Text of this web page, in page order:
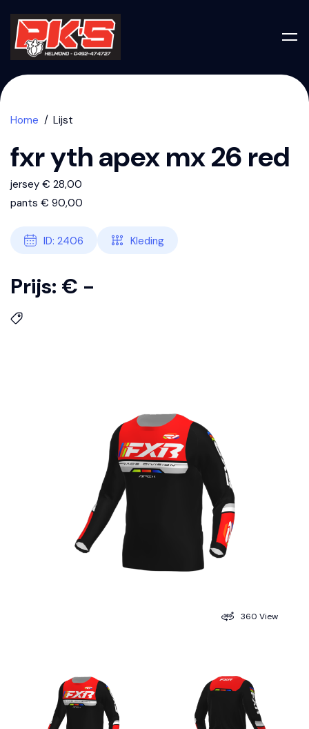
Home Lijst
fxr yth apex mx 26 red
jersey € 28,00
pants € 90,00
ID: 2406 Kleding
Prijs: € -
360 View